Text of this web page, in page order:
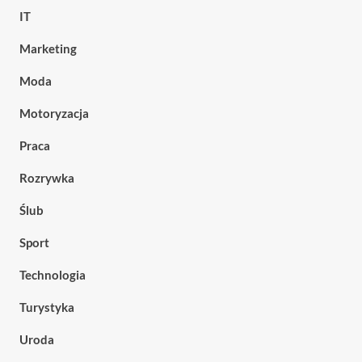
IT
Marketing
Moda
Motoryzacja
Praca
Rozrywka
Ślub
Sport
Technologia
Turystyka
Uroda